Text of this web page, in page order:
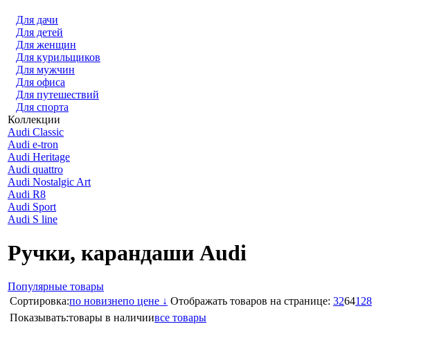
Для дачи
Для детей
Для женщин
Для курильщиков
Для мужчин
Для офиса
Для путешествий
Для спорта
Коллекции
Audi Classic
Audi e-tron
Audi Heritage
Audi quattro
Audi Nostalgic Art
Audi R8
Audi Sport
Audi S line
Ручки, карандаши Audi
Популярные товары
Сортировка:по новизнепо цене ↓ Отображать товаров на странице: 3264128
Показывать:товары в наличиивсе товары